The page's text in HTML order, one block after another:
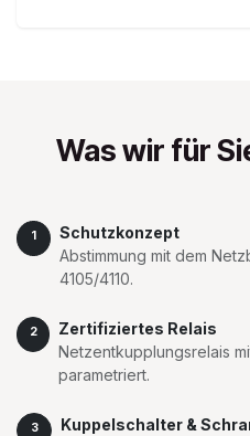
Was wir für
1
Schutzkonzept
Abstimmung mit dem
4105/4110.
2
Zertifiziertes Relais
Netzentkupplungsrelais
parametriert.
3
Kuppelschalter &